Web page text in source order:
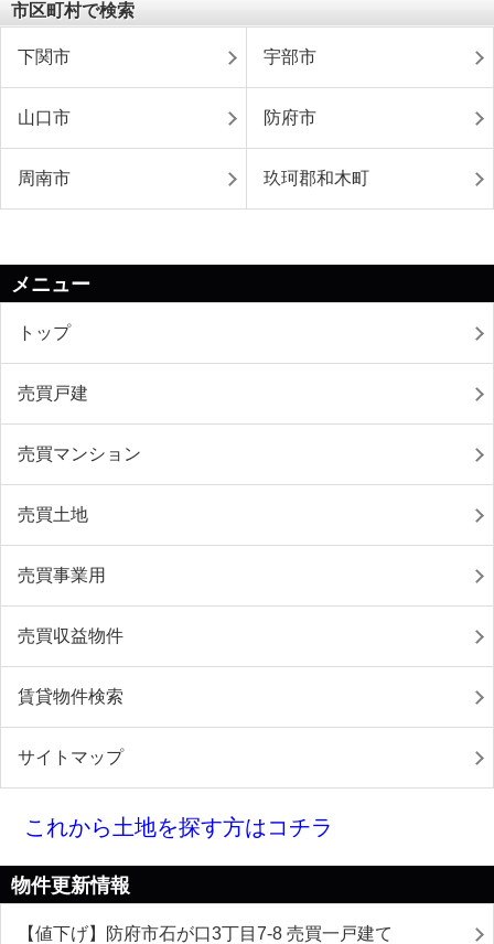
市区町村で検索
下関市 宇部市
山口市 防府市
周南市 玖珂郡和木町
メニュー
トップ
売買戸建
売買マンション
売買土地
売買事業用
売買収益物件
賃貸物件検索
サイトマップ
これから土地を探す方はコチラ
物件更新情報
【値下げ】防府市石が口3丁目7-8 売買一戸建て